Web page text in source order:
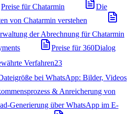
Preise für Chatarmin
Die
von Chatarmin verstehen
der Abrechnung für Chatarmin
Preise für 360Dialog
Verfahren23
bei WhatsApp: Bilder, Videos
& Anreicherung von
Generierung über WhatsApp im E-